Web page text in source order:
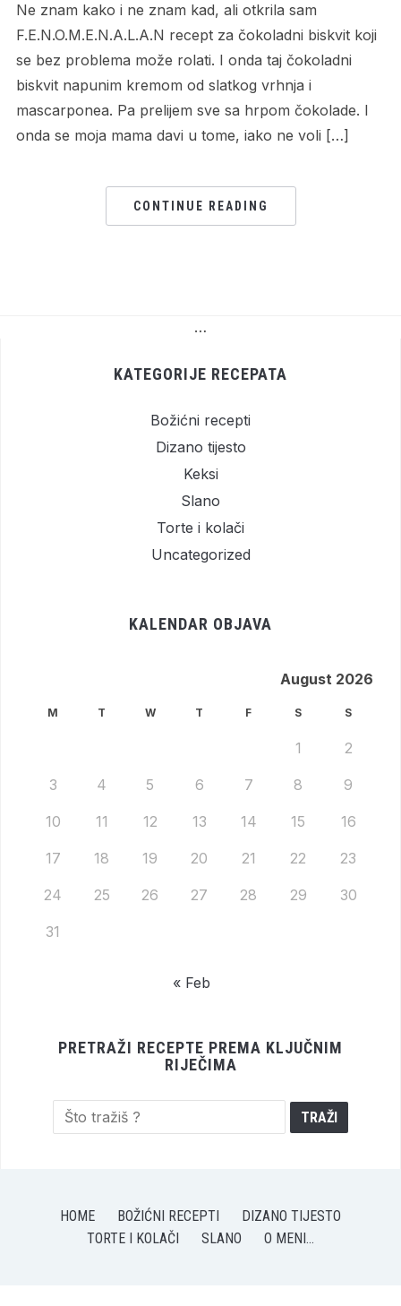
Ne znam kako i ne znam kad, ali otkrila sam
F.E.N.O.M.E.N.A.L.A.N recept za čokoladni biskvit koji
se bez problema može rolati. I onda taj čokoladni
biskvit napunim kremom od slatkog vrhnja i
mascarponea. Pa prelijem sve sa hrpom čokolade. I
onda se moja mama davi u tome, iako ne voli […]
CONTINUE READING
…
KATEGORIJE RECEPATA
Božićni recepti
Dizano tijesto
Keksi
Slano
Torte i kolači
Uncategorized
KALENDAR OBJAVA
August 2026
M T W T F S S
1 2
3 4 5 6 7 8 9
10 11 12 13 14 15 16
17 18 19 20 21 22 23
24 25 26 27 28 29 30
31
« Feb
PRETRAŽI RECEPTE PREMA KLJUČNIM
RIJEČIMA
HOME BOŽIĆNI RECEPTI
DIZANO TIJESTO
TORTE I KOLAČI
SLANO O MENI…